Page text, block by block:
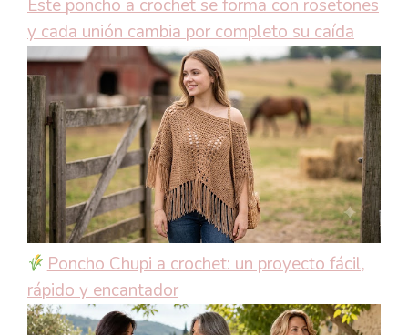
Este poncho a crochet se forma con rosetones
y cada unión cambia por completo su caída
Poncho Chupi a crochet: un proyecto fácil,
rápido y encantador